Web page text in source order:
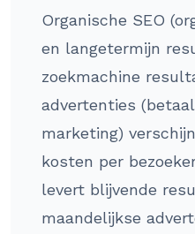
Organische SEO
en langetermijn
zoekmachine
advertenties
marketing)
kosten per
levert blijvende
maandelijkse